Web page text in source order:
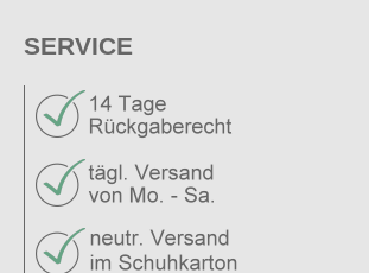
SERVICE